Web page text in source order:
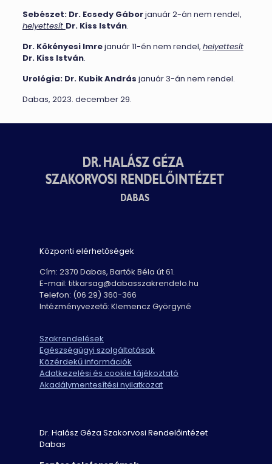
Sebészet:Dr. Ecsedy Gáborjanuár 2-án nem rendel,
helyettesít Dr. Kiss István.
Dr. Kökényesi Imrejanuár 11-én nem rendel, helyettesít
Dr. Kiss István.
Urológia:Dr. Kubik András január 3-án nem rendel.
Dabas, 2023. december 29.
Központi elérhetőségek
Cím: 2370 Dabas, Bartók Béla út 61.
E-mail: titkarsag@dabasszakrendelo.hu
Telefon: (06 29) 360-366
Intézményvezető: Klemencz Györgyné
Szakrendelések
Egészségügyi szolgáltatások
Közérdekű információk
Adatkezelési és cookie tájékoztató
Akadálymentesítési nyilatkozat
Dr. Halász Géza Szakorvosi Rendelőintézet
Dabas